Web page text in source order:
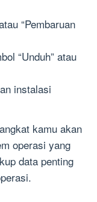
“Pembaruan
“Unduh” atau
instalasi
kamu akan
operasi yang
data penting